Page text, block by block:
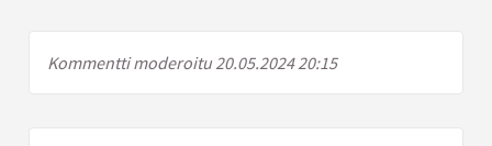
Kommentti moderoitu 20.05.2024 20:15